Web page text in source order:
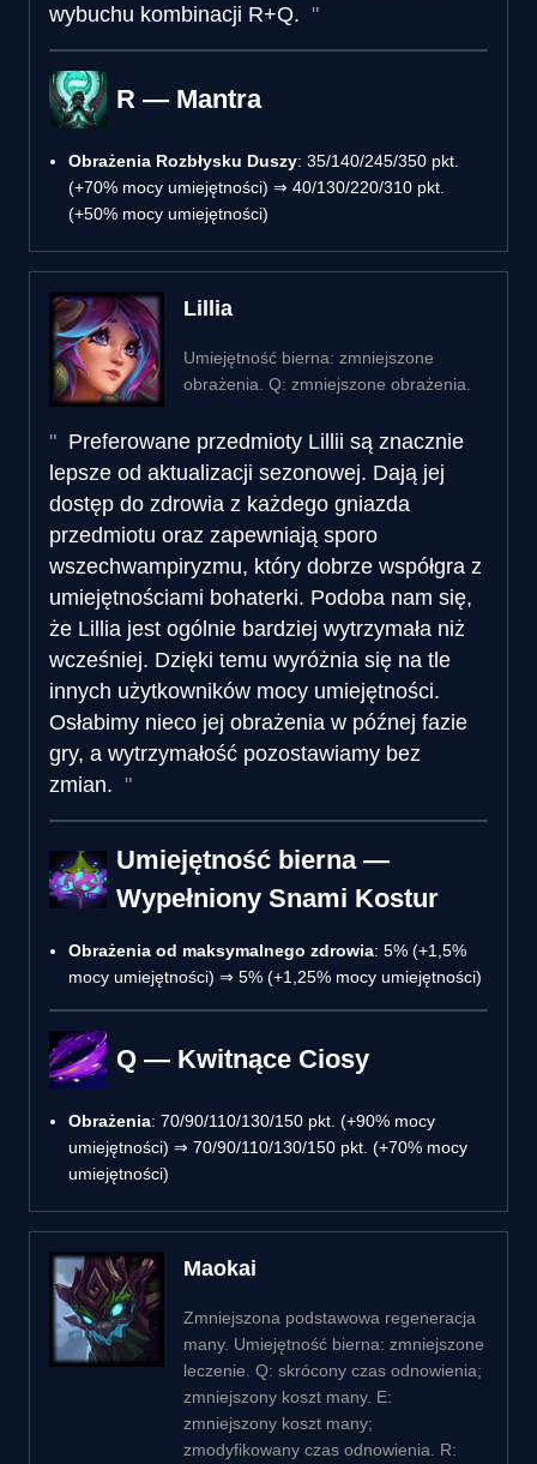
wybuchu kombinacji R+Q.
R — Mantra
Obrażenia Rozbłysku Duszy: 35/140/245/350 pkt.
(+70% mocy umiejętności) ⇒ 40/130/220/310 pkt.
(+50% mocy umiejętności)
Lillia
Umiejętność bierna: zmniejszone
obrażenia. Q: zmniejszone obrażenia.
Preferowane przedmioty Lillii są znacznie
lepsze od aktualizacji sezonowej. Dają jej
dostęp do zdrowia z każdego gniazda
przedmiotu oraz zapewniają sporo
wszechwampiryzmu, który dobrze współgra z
umiejętnościami bohaterki. Podoba nam się,
że Lillia jest ogólnie bardziej wytrzymała niż
wcześniej. Dzięki temu wyróżnia się na tle
innych użytkowników mocy umiejętności.
Osłabimy nieco jej obrażenia w późnej fazie
gry, a wytrzymałość pozostawiamy bez
zmian.
Umiejętność bierna —
Wypełniony Snami Kostur
Obrażenia od maksymalnego zdrowia: 5% (+1,5%
mocy umiejętności) ⇒ 5% (+1,25% mocy umiejętności)
Q — Kwitnące Ciosy
Obrażenia: 70/90/110/130/150 pkt. (+90% mocy
umiejętności) ⇒ 70/90/110/130/150 pkt. (+70% mocy
umiejętności)
Maokai
Zmniejszona podstawowa regeneracja
many. Umiejętność bierna: zmniejszone
leczenie. Q: skrócony czas odnowienia;
zmniejszony koszt many. E:
zmniejszony koszt many;
zmodyfikowany czas odnowienia. R: